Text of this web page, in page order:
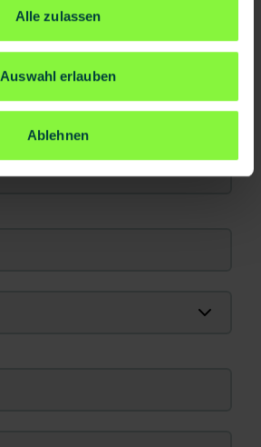
Alle zulassen
Auswahl erlauben
Ablehnen